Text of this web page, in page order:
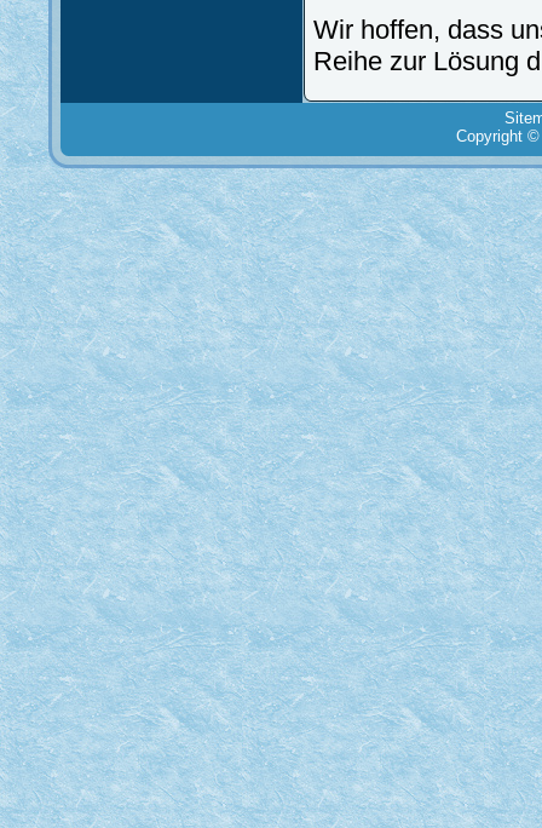
Wir hoffen, dass
Reihe zur Lösung
Copyright ©